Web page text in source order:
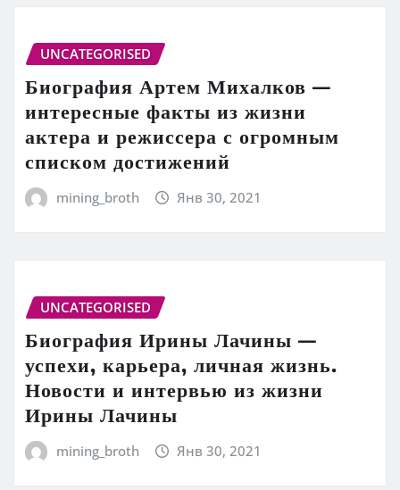
UNCATEGORISED
Биография Артем Михалков —
интересные факты из жизни
актера и режиссера с огромным
списком достижений
mining_broth Янв 30, 2021
UNCATEGORISED
Биография Ирины Лачины —
успехи, карьера, личная жизнь.
Новости и интервью из жизни
Ирины Лачины
mining_broth Янв 30, 2021